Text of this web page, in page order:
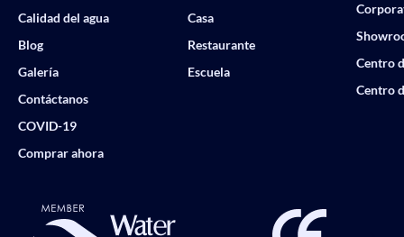
Calidad del agua
Blog
Galería
Contáctanos
COVID-19
Comprar ahora
Casa
Restaurante
Escuela
Centro
Centro